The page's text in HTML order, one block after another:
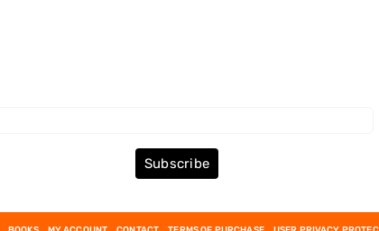
Subscribe